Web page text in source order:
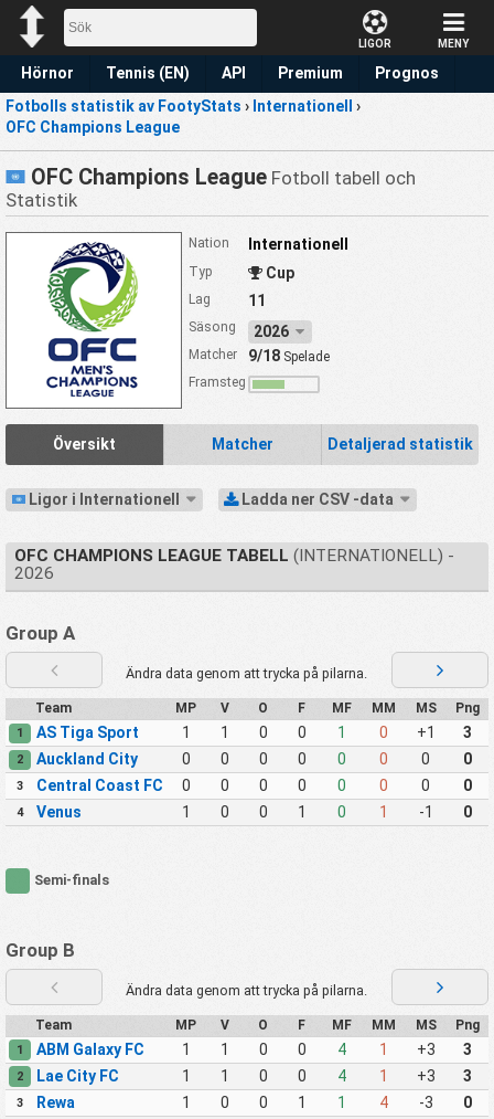
LIGOR MENY
Hörnor Tennis (EN) API Premium
Prognos
Fotbolls statistik av FootyStats › Internationell
›
OFC Champions League
OFC Champions League Fotboll tabell och
Statistik
Nation Internationell
Typ Cup
Lag 11
Säsong 2026
Matcher 9/18Spelade
Framsteg
Översikt Matcher Detaljerad statistik
Ligor i Internationell Ladda ner CSV -data
OFC CHAMPIONS LEAGUE TABELL (INTERNATIONELL) -
2026
Group A
Ändra data genom att trycka på pilarna.
Team MP V O F MF MM MS Png
1 AS Tiga Sport 1 1 0 0 1 0 +1 3
2 Auckland City 0 0 0 0 0 0 0 0
3 Central Coast FC 0 0 0 0 0 0 0 0
4 Venus 1 0 0 1 0 1 -1 0
Semi-finals
Group B
Ändra data genom att trycka på pilarna.
Team MP V O F MF MM MS Png
1 ABM Galaxy FC 1 1 0 0 4 1 +3 3
2 Lae City FC 1 1 0 0 4 1 +3 3
3 Rewa 1 0 0 1 1 4 -3 0